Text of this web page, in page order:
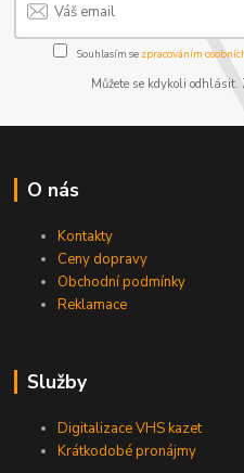
Souhlasím se zpracováním
Můžete se kdykoli
O nás
Kontakty
Ceny dopravy
Obchodní podmínky
Reklamace
Služby
Digitalizace VHS kazet
Krátkodobé pronájmy